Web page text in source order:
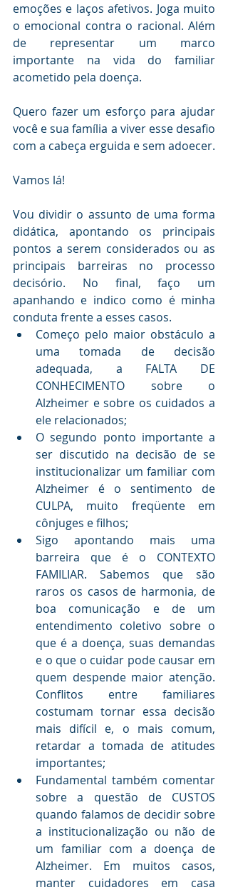
emoções e laços afetivos. Joga muito
o emocional contra o racional. Além
de representar um marco
importante na vida do familiar
acometido pela doença.
Quero fazer um esforço para ajudar
você e sua família a viver esse desafio
com a cabeça erguida e sem adoecer.
Vamos lá!
Vou dividir o assunto de uma forma
didática, apontando os principais
pontos a serem considerados ou as
principais barreiras no processo
decisório. No final, faço um
apanhando e indico como é minha
conduta frente a esses casos.
Começo pelo maior obstáculo a
uma tomada de decisão
adequada, a FALTA DE
CONHECIMENTO sobre o
Alzheimer e sobre os cuidados a
ele relacionados;
O segundo ponto importante a
ser discutido na decisão de se
institucionalizar um familiar com
Alzheimer é o sentimento de
CULPA, muito freqüente em
cônjuges e filhos;
Sigo apontando mais uma
barreira que é o CONTEXTO
FAMILIAR. Sabemos que são
raros os casos de harmonia, de
boa comunicação e de um
entendimento coletivo sobre o
que é a doença, suas demandas
e o que o cuidar pode causar em
quem despende maior atenção.
Conflitos entre familiares
costumam tornar essa decisão
mais difícil e, o mais comum,
retardar a tomada de atitudes
importantes;
Fundamental também comentar
sobre a questão de CUSTOS
quando falamos de decidir sobre
a institucionalização ou não de
um familiar com a doença de
Alzheimer. Em muitos casos,
manter cuidadores em casa